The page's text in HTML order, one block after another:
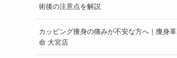
術後の注意点を解説
カッピング痩身の痛みが不安な方へ｜痩身革
命 大宮店